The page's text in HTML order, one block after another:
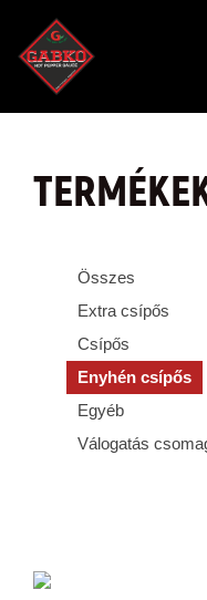
Összes
Extra csípős
Csípős
Enyhén csípős
Egyéb
Válogatás